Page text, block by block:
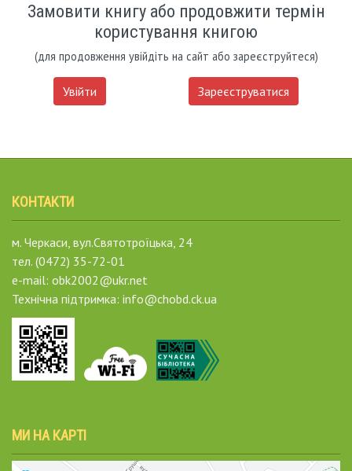
Замовити книгу або продовжити термін
користування книгою
(для продовження увійдіть на сайт або зареєструйтеся)
Увійти Зареєструватися
КОНТАКТИ
м. Черкаси, вул.Святотроїцька, 24
тел. (0472) 35-72-01
e-mail: obk2002@ukr.net
Технічна підтримка: info@chobd.ck.ua
МИ НА КАРТІ